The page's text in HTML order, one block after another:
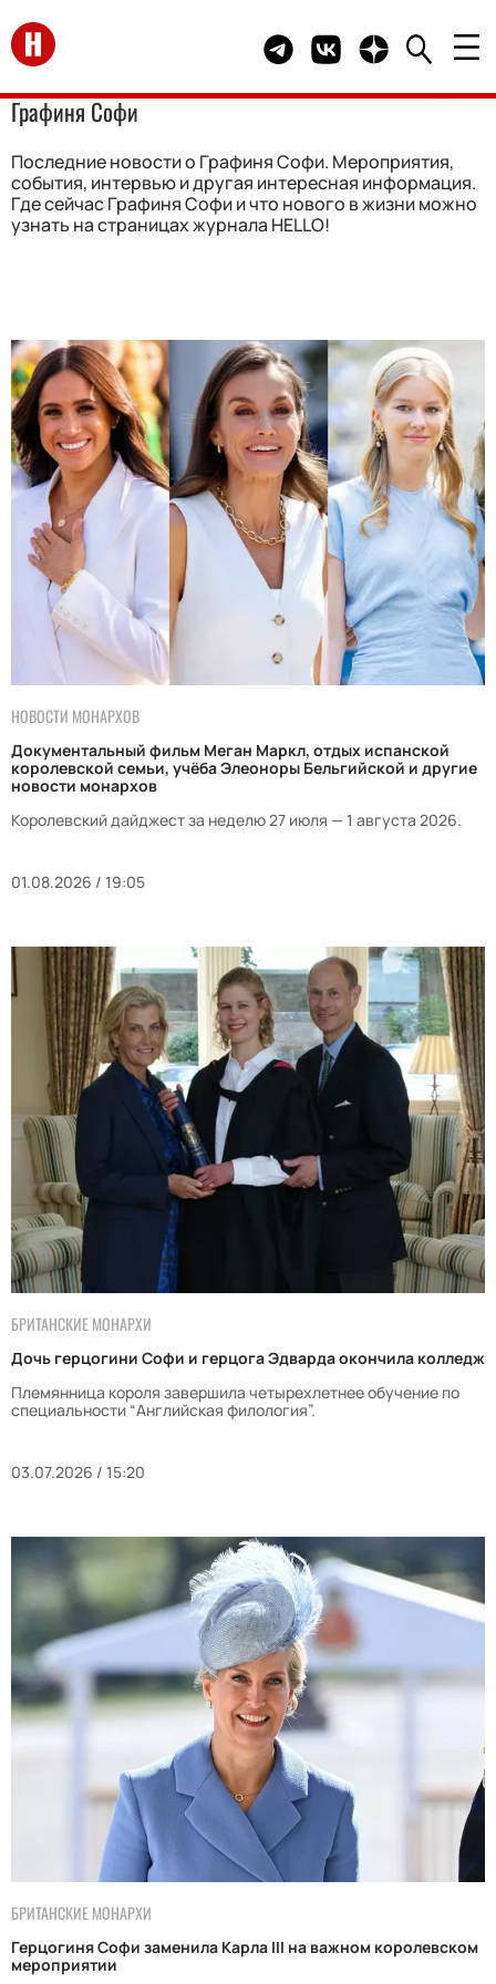
Перейти на главную Telegram канал HELLO
Группа HELLO
Канал HELLO в
Графиня Софи
Последние новости о Графиня Софи. Мероприятия,
события, интервью и другая интересная информация.
Где сейчас Графиня Софи и что нового в жизни можно
узнать на страницах журнала HELLO!
НОВОСТИ МОНАРХОВ
Документальный фильм Меган Маркл, отдых испанской
королевской семьи, учёба Элеоноры Бельгийской и другие
новости монархов
Королевский дайджест за неделю 27 июля — 1 августа 2026.
01.08.2026 / 19:05
БРИТАНСКИЕ МОНАРХИ
Дочь герцогини Софи и герцога Эдварда окончила колледж
Племянница короля завершила четырехлетнее обучение по
специальности “Английская филология”.
03.07.2026 / 15:20
БРИТАНСКИЕ МОНАРХИ
Герцогиня Софи заменила Карла III на важном королевском
мероприятии